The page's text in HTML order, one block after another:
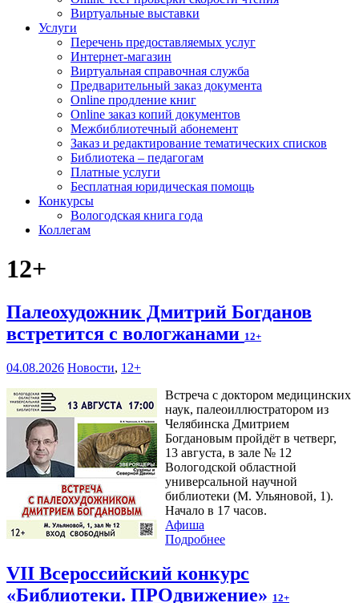
Виртуальные выставки
Услуги
Перечень предоставляемых услуг
Интернет-магазин
Виртуальная справочная служба
Предварительный заказ документа
Online продление книг
Online заказ копий документов
Межбиблиотечный абонемент
Заказ и редактирование тематических списков
Библиотека – педагогам
Платные услуги
Бесплатная юридическая помощь
Конкурсы
Вологодская книга года
Коллегам
12+
Палеохудожник Дмитрий Богданов
встретится с вологжанами 12+
04.08.2026 Новости, 12+
Встреча с доктором медицинских
наук, палеоиллюстратором из
Челябинска Дмитрием
Богдановым пройдёт в четверг,
13 августа, в зале № 12
Вологодской областной
универсальной научной
библиотеки (М. Ульяновой, 1).
Начало в 17 часов.
Афиша
Подробнее
VII Всероссийский конкурс
«Библиотеки. ПРОдвижение» 12+